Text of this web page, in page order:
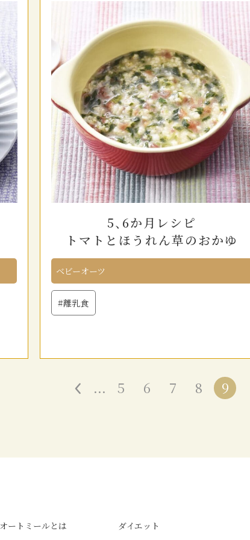
5、6か月レシピ
トマトとほうれん草のおかゆ
ベビーオーツ
#離乳食
« ... 5 6 7 8 9
オートミールとは ダイエット